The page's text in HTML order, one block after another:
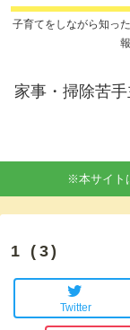
子育てをしながら知っ
家事・掃除苦
※本サイト
1 (3)
Twitter